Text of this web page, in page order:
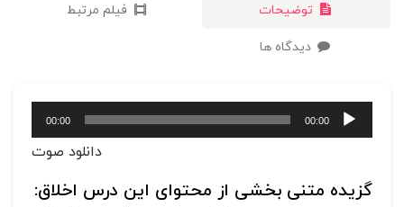
توضیحات فیلم مرتبط
دیدگاه ها
پخش‌کننده
صوت
00:00
00:00
دانلود صوت
گزیده متنی بخشی از محتوای این درس اخلاق: